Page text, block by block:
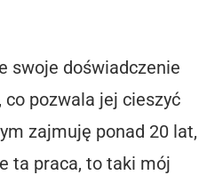
swoje doświadczenie
pozwala jej cieszyć
zajmuję ponad 20 lat,
ta praca, to taki mój